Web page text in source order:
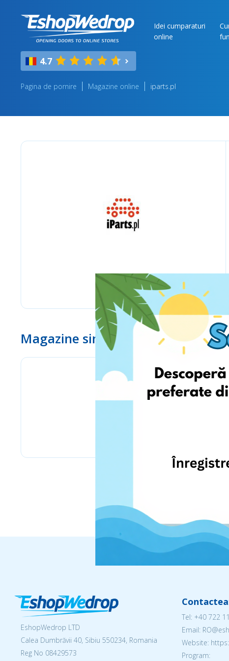
Idei cumparaturi
online
4.7
Pagina de pornire Magazine online iparts.pl
Magazine similare
EshopWedrop LTD
Calea Dumbrăvii 40, Sibiu 550234, Romania
Reg No 08429573
Tel: +40 722
Email:
Website:
Program: